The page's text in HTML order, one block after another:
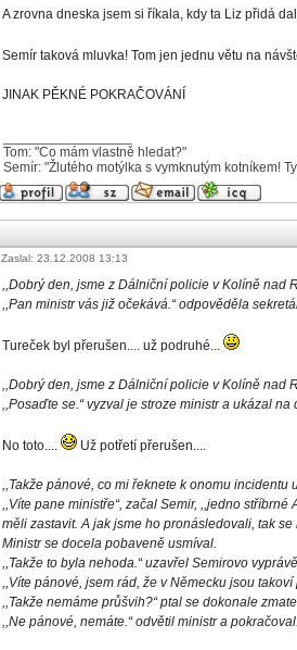
A zrovna dneska jsem si říkala, kdy ta Liz přidá
Semír taková mluvka! Tom jen jednu větu na
JINAK PĚKNÉ POKRAČOVÁNÍ
Tom: "Co mám vlastně hledat?"
Semír: "Žlutého motýlka s vymknutým kotníkem!
Zaslal: 23.12.2008 13:13
,,Dobrý den, jsme z Dálniční policie v Kolíně nad
,,Pan ministr vás již očekává.“ odpověděla
Tureček byl přerušen.... už podruhé...
,,Dobrý den, jsme z Dálniční policie v Kolíně nad
,,Posaďte se.“ vyzval je stroze ministr a ukázal na
No toto.... Už potřetí přerušen....
,,Takže pánové, co mi řeknete k onomu
,,Víte pane ministře“, začal Semir, ,,jedno
měli zastavit. A jak jsme ho pronásledovali, tak
Ministr se docela pobaveně usmíval.
,,Takže to byla nehoda.“ uzavřel Semirovo
,,Víte pánové, jsem rád, že v Německu jsou
,,Takže nemáme průšvih?“ ptal se dokonale
,,Ne pánové, nemáte.“ odvětil ministr a